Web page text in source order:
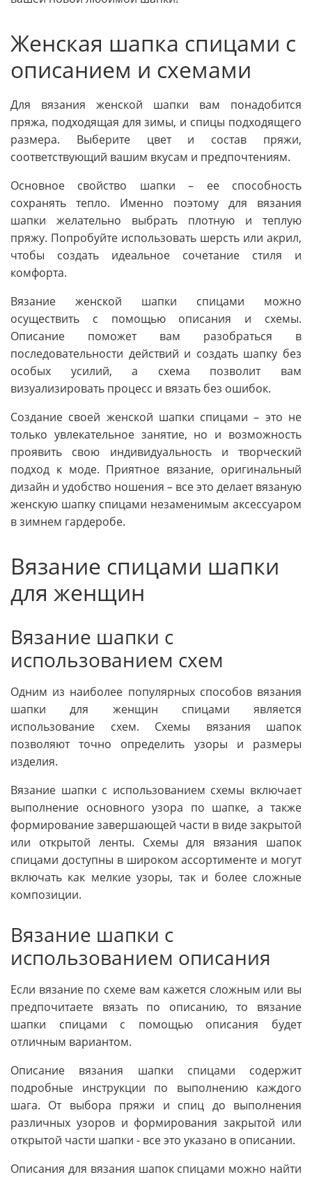
Женская шапка спицами с
описанием и схемами
Для вязания женской шапки вам понадобится
пряжа, подходящая для зимы, и спицы подходящего
размера. Выберите цвет и состав пряжи,
соответствующий вашим вкусам и предпочтениям.
Основное свойство шапки – ее способность
сохранять тепло. Именно поэтому для вязания
шапки желательно выбрать плотную и теплую
пряжу. Попробуйте использовать шерсть или акрил,
чтобы создать идеальное сочетание стиля и
комфорта.
Вязание женской шапки спицами можно
осуществить с помощью описания и схемы.
Описание поможет вам разобраться в
последовательности действий и создать шапку без
особых усилий, а схема позволит вам
визуализировать процесс и вязать без ошибок.
Создание своей женской шапки спицами – это не
только увлекательное занятие, но и возможность
проявить свою индивидуальность и творческий
подход к моде. Приятное вязание, оригинальный
дизайн и удобство ношения – все это делает вязаную
женскую шапку спицами незаменимым аксессуаром
в зимнем гардеробе.
Вязание спицами шапки
для женщин
Вязание шапки с
использованием схем
Одним из наиболее популярных способов вязания
шапки для женщин спицами является
использование схем. Схемы вязания шапок
позволяют точно определить узоры и размеры
изделия.
Вязание шапки с использованием схемы включает
выполнение основного узора по шапке, а также
формирование завершающей части в виде закрытой
или открытой ленты. Схемы для вязания шапок
спицами доступны в широком ассортименте и могут
включать как мелкие узоры, так и более сложные
композиции.
Вязание шапки с
использованием описания
Если вязание по схеме вам кажется сложным или вы
предпочитаете вязать по описанию, то вязание
шапки спицами с помощью описания будет
отличным вариантом.
Описание вязания шапки спицами содержит
подробные инструкции по выполнению каждого
шага. От выбора пряжи и спиц до выполнения
различных узоров и формирования закрытой или
открытой части шапки - все это указано в описании.
Описания для вязания шапок спицами можно найти